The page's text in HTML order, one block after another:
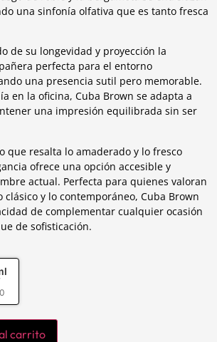
una sinfonía olfativa que es tanto fresca
de su longevidad y proyección la
perfecta para el entorno
una presencia sutil pero memorable.
en la oficina, Cuba Brown se adapta a
una impresión equilibrada sin ser
que resalta lo amaderado y lo fresco
ofrece una opción accesible y
actual. Perfecta para quienes valoran
y lo contemporáneo, Cuba Brown
de complementar cualquier ocasión
de sofisticación.
carrito